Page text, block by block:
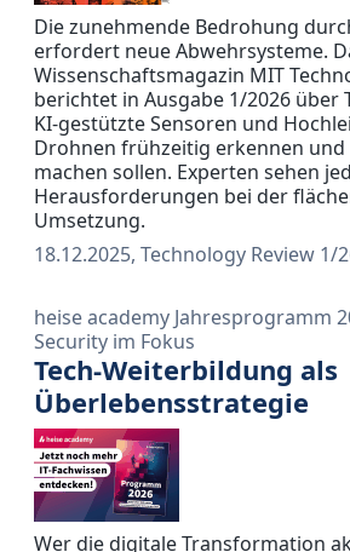
Die zunehmende Bedrohung
erfordert neue Abwehrsysteme.
Wissenschaftsmagazin MIT
berichtet in Ausgabe 1/2026 über
KI-gestützte Sensoren und
Drohnen frühzeitig erkennen und
machen sollen. Experten sehen
Herausforderungen bei der
Umsetzung.
18.12.2025, Technology Review 1/
heise academy Jahresprogramm
Security im Fokus
Tech-Weiterbildung als
Überlebensstrategie
Wer die digitale Transformation